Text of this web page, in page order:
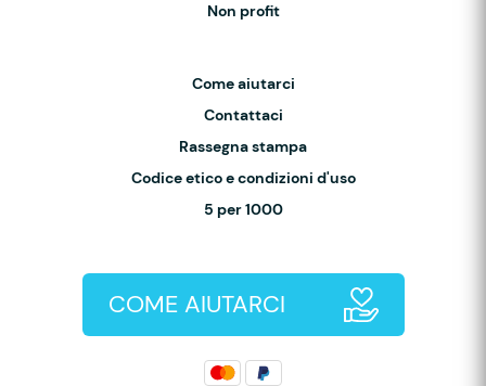
Non profit
Come aiutarci
Contattaci
Rassegna stampa
Codice etico e condizioni d'uso
5 per 1000
COME AIUTARCI